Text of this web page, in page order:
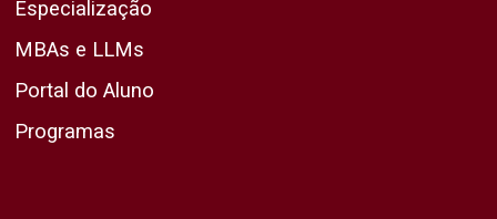
Especialização
MBAs e LLMs
Portal do Aluno
Programas